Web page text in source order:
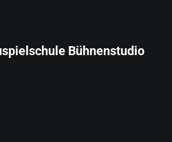
Bühnenstudio